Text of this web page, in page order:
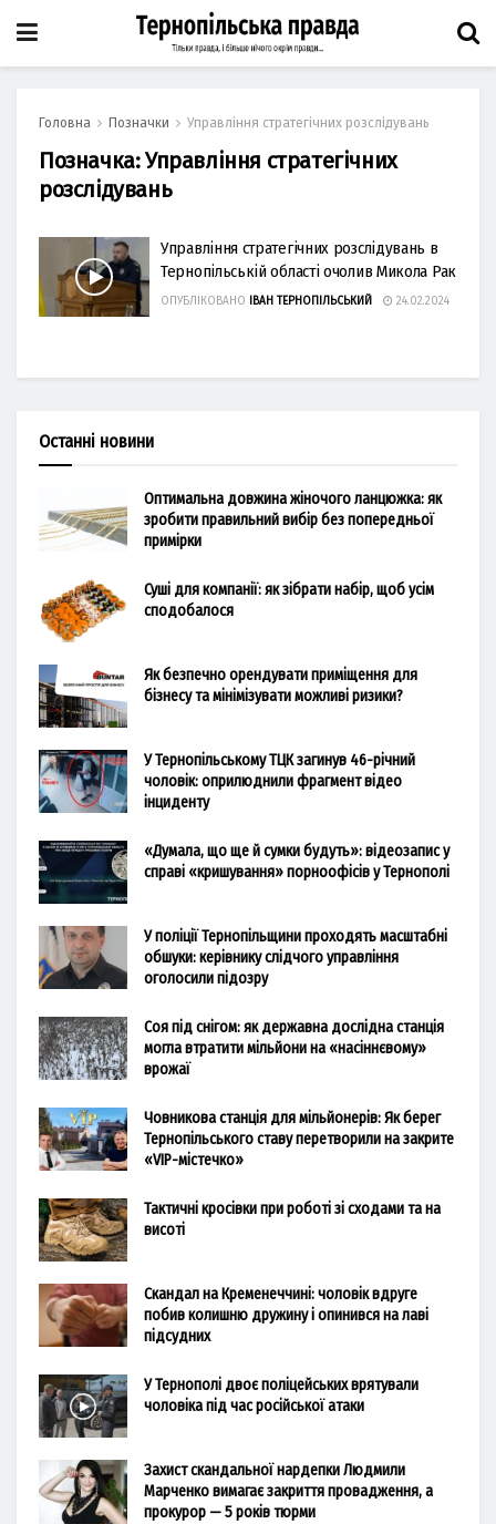
Головна Позначки Управління стратегічних розслідувань
Позначка:Управління стратегічних
розслідувань
Управління стратегічних розслідувань в
Тернопільській області очолив Микола Рак
ОПУБЛІКОВАНО ІВАН ТЕРНОПІЛЬСЬКИЙ 24.02.2024
Останні новини
Оптимальна довжина жіночого ланцюжка: як
зробити правильний вибір без попередньої
примірки
Суші для компанії: як зібрати набір, щоб усім
сподобалося
Як безпечно орендувати приміщення для
бізнесу та мінімізувати можливі ризики?
У Тернопільському ТЦК загинув 46-річний
чоловік: оприлюднили фрагмент відео
інциденту
«Думала, що ще й сумки будуть»: відеозапис у
справі «кришування» порноофісів у Тернополі
У поліції Тернопільщини проходять масштабні
обшуки: керівнику слідчого управління
оголосили підозру
Соя під снігом: як державна дослідна станція
могла втратити мільйони на «насіннєвому»
врожаї
Човникова станція для мільйонерів: Як берег
Тернопільського ставу перетворили на закрите
«VIP-містечко»
Тактичні кросівки при роботі зі сходами та на
висоті
Скандал на Кременеччині: чоловік вдруге
побив колишню дружину і опинився на лаві
підсудних
У Тернополі двоє поліцейських врятували
чоловіка під час російської атаки
Захист скандальної нардепки Людмили
Марченко вимагає закриття провадження, а
прокурор — 5 років тюрми